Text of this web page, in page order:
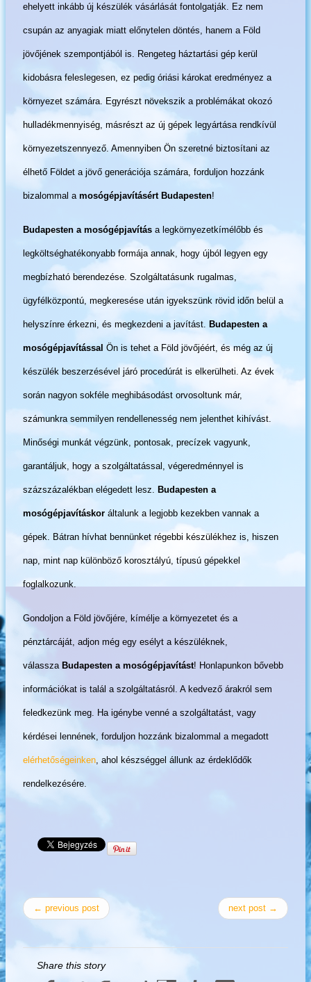
ehelyett inkább új készülék vásárlását fontolgatják. Ez nem
csupán az anyagiak miatt előnytelen döntés, hanem a Föld
jövőjének szempontjából is. Rengeteg háztartási gép kerül
kidobásra feleslegesen, ez pedig óriási károkat eredményez a
környezet számára. Egyrészt növekszik a problémákat okozó
hulladékmennyiség, másrészt az új gépek legyártása rendkívül
környezetszennyező. Amennyiben Ön szeretné biztosítani az
élhető Földet a jövő generációja számára, forduljon hozzánk
bizalommal a mosógépjavításért Budapesten!
Budapesten a mosógépjavítás a legkörnyezetkímélőbb és
legköltséghatékonyabb formája annak, hogy újból legyen egy
megbízható berendezése. Szolgáltatásunk rugalmas,
ügyfélközpontú, megkeresése után igyekszünk rövid időn belül a
helyszínre érkezni, és megkezdeni a javítást. Budapesten a
mosógépjavítással Ön is tehet a Föld jövőjéért, és még az új
készülék beszerzésével járó procedúrát is elkerülheti. Az évek
során nagyon sokféle meghibásodást orvosoltunk már,
számunkra semmilyen rendellenesség nem jelenthet kihívást.
Minőségi munkát végzünk, pontosak, precízek vagyunk,
garantáljuk, hogy a szolgáltatással, végeredménnyel is
százszázalékban elégedett lesz. Budapesten a
mosógépjavításkor általunk a legjobb kezekben vannak a
gépek. Bátran hívhat bennünket régebbi készülékhez is, hiszen
nap, mint nap különböző korosztályú, típusú gépekkel
foglalkozunk.
Gondoljon a Föld jövőjére, kímélje a környezetet és a
pénztárcáját, adjon még egy esélyt a készüléknek,
válassza Budapesten a mosógépjavítást! Honlapunkon bővebb
információkat is talál a szolgáltatásról. A kedvező árakról sem
feledkezünk meg. Ha igénybe venné a szolgáltatást, vagy
kérdései lennének, forduljon hozzánk bizalommal a megadott
elérhetőségeinken , ahol készséggel állunk az érdeklődők
rendelkezésére.
← previous post next post →
Share this story